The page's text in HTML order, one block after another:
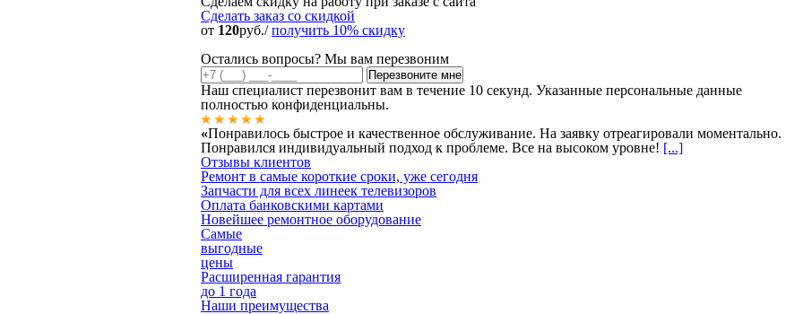
Сделать заказ со скидкой
от 120руб./получить 10% скидку
Остались вопросы? Мы вам перезвоним
Наш специалист перезвонит вам в течение 10 секунд. Указанные персональные данные
полностью конфиденциальны.
«Понравилось быстрое и качественное обслуживание. На заявку отреагировали моментально.
Понравился индивидуальный подход к проблеме. Все на высоком уровне! [...]
Отзывы клиентов
Ремонт в самые короткие сроки, уже сегодня
Запчасти для всех линеек телевизоров
Оплата банковскими картами
Новейшее ремонтное оборудование
Самые
выгодные
цены
Расширенная гарантия
до 1 года
Наши преимущества